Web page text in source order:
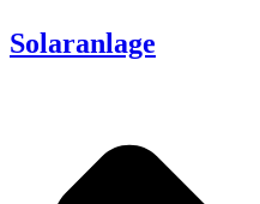
Solaranlage